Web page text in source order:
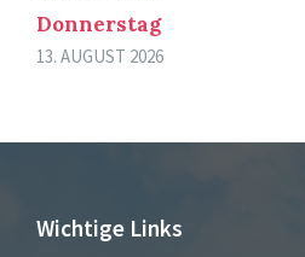
Donnerstag
13. AUGUST 2026
Wichtige Links